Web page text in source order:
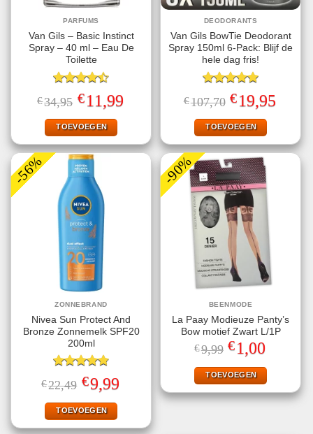
PARFUMS
Van Gils – Basic Instinct
Spray – 40 ml – Eau De
Toilette
Gewaardeerd
4.50uit 5
€34,95 Oorspronkelijke
prijs
was:
€34,95.
€11,99Huidige
prijs
TOEVOEGEN
DEODORANTS
Van Gils BowTie Deodorant
Spray 150ml 6-Pack: Blijf de
hele dag fris!
Gewaardeerd
5.00uit 5
€107,70 Oorspronkelijke
prijs
was:
€107,70.
€19,95
TOEVOEGEN
-56%
ZONNEBRAND
Nivea Sun Protect And
Bronze Zonnemelk SPF20
200ml
Gewaardeerd
4.78uit 5
€22,49 Oorspronkelijke
prijs
was:
€22,49.
€9,99Huidige
prijs
TOEVOEGEN
-90%
BEENMODE
La Paay Modieuze Panty’s
Bow motief Zwart L/1P
€9,99 Oorspronkelijke
prijs
was:
€9,99.
€1,00
is:
€1,00.
TOEVOEGEN